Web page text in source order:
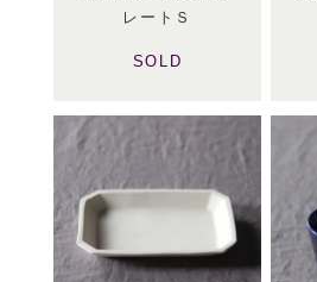
レートＳ
SOLD